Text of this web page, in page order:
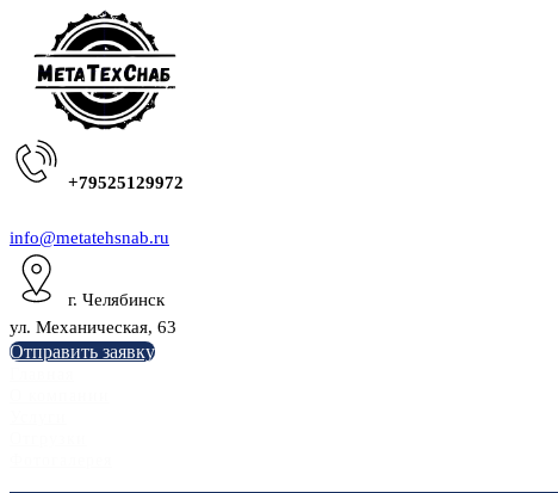
+79525129972
info@metatehsnab.ru
г. Челябинск
ул. Механическая, 63
Отправить заявку